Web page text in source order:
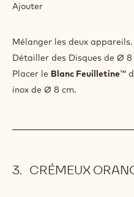
Ajouter
Mélanger les deux appareils.
Détailler des Disques de Ø 8
Placer le Blanc Feuilletine™
inox de Ø 8 cm.
CRÉMEUX